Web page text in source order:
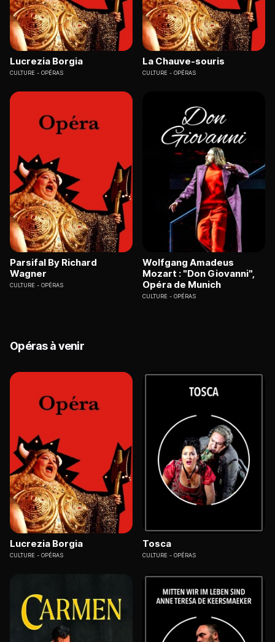
Lucrezia Borgia
CULTURE OPÉRAS
La Chauve-souris
CULTURE OPÉRAS
Parsifal By Richard
Wagner
CULTURE OPÉRAS
Wolfgang Amadeus
Mozart : "Don Giovanni",
Opéra de Munich
CULTURE OPÉRAS
Opéras à venir
Lucrezia Borgia
CULTURE OPÉRAS
Tosca
CULTURE OPÉRAS